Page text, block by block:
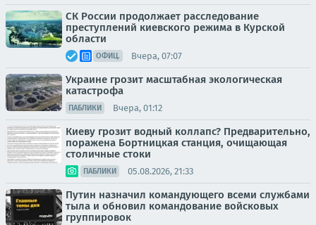
СК России продолжает расследование
преступлений киевского режима в Курской
области
ОФИЦ. Вчера, 07:07
Украине грозит масштабная экологическая
катастрофа
ПАБЛИКИ Вчера, 01:12
Киеву грозит водный коллапс? Предварительно,
поражена Бортницкая станция, очищающая
столичные стоки
ПАБЛИКИ 05.08.2026, 21:33
Путин назначил командующего всеми службами
тыла и обновил командование войсковых
группировок